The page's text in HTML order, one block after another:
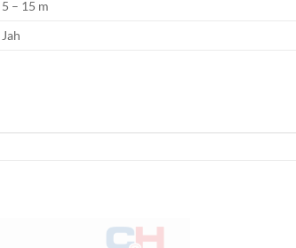
5 – 15 m
Jah